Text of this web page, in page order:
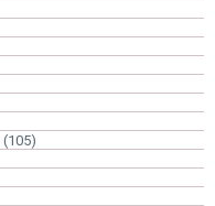
(105)